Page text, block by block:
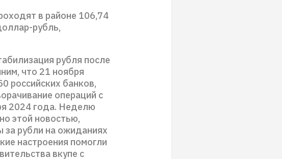
в районе 106,74
рубль,
рубля после
что 21 ноября
российских банков,
операций с
2024 года. Неделю
этой новостью,
за рубли на ожиданиях
настроения помогли
вкупе с